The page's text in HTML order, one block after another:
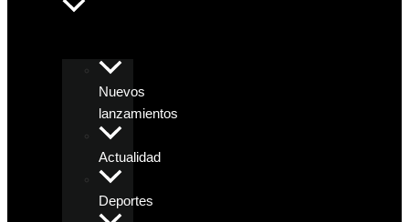
Nuevos
lanzamientos
Actualidad
Deportes